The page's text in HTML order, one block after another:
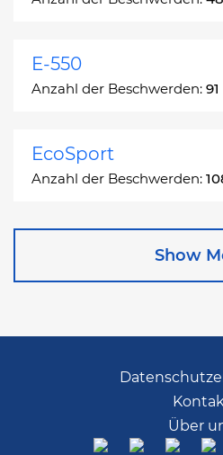
E-550
Anzahl der Beschwerden: 91
EcoSport
Anzahl der Beschwerden:
Escape
Anzahl der Beschwerden:
Show
Über